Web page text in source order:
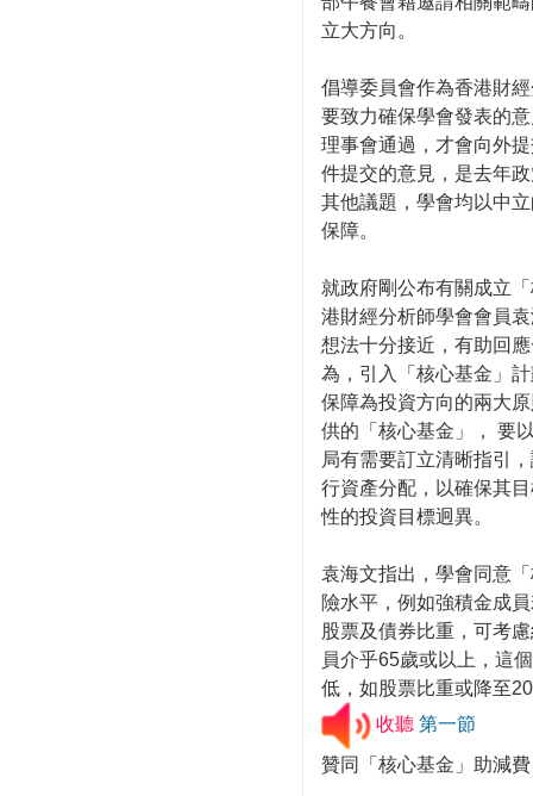
立大方向。
倡導委員會作為香港財
要致力確保學會發表的
理事會通過，才會向外
件提交的意見，是去年
其他議題，學會均以中
保障。
就政府剛公布有關成立
港財經分析師學會會員
想法十分接近，有助回
為，引入「核心基金」
保障為投資方向的兩大
供的「核心基金」， 要
局有需要訂立清晰指引
行資產分配，以確保其
性的投資目標迥異。
袁海文指出，學會同意
險水平，例如強積金成
股票及債券比重，可考
員介乎65歲或以上，這
低，如股票比重或降至
收聽 第一節
贊同「核心基金」助減費